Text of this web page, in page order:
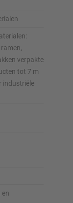
verpakte
tot 7 m
industriële
en